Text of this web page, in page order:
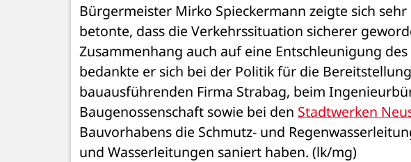
Bürgermeister Mirko Spieckermann zeigte sich
betonte, dass die Verkehrssituation sicherer
Zusammenhang auch auf eine Entschleunigung
bedankte er sich bei der Politik für die
bauausführenden Firma Strabag, beim
Baugenossenschaft sowie bei den Stadtwerken
Bauvorhabens die Schmutz- und
und Wasserleitungen saniert haben. (lk/mg)